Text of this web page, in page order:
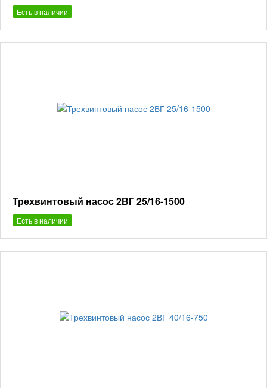
Есть в наличии
Трехвинтовый насос 2ВГ 25/16-1500
Есть в наличии